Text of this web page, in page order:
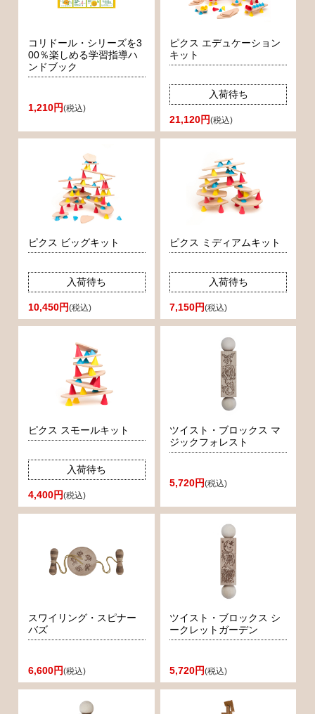
コリドール・シリーズを3
00％楽しめる学習指導ハ
ンドブック
1,210円(税込)
ピクス エデュケーション
キット
入荷待ち
21,120円(税込)
ピクス ビッグキット
入荷待ち
10,450円(税込)
ピクス ミディアムキット
入荷待ち
7,150円(税込)
ピクス スモールキット
入荷待ち
4,400円(税込)
ツイスト・ブロックス マ
ジックフォレスト
5,720円(税込)
スワイリング・スピナー
バズ
6,600円(税込)
ツイスト・ブロックス シ
ークレットガーデン
5,720円(税込)